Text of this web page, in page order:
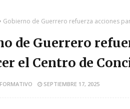
Gobierno de Guerrero refuerza acciones
de Guerrero
el Centro de
SEPTIEMBRE 17, 2025